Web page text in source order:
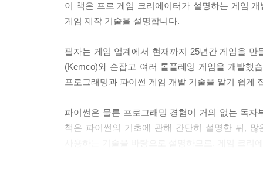
Lesson 11-5 전투 신 만들기 1 279
Lesson 11-6 전투 신 만들기 2 285
COLUMN 게임 화면 연출 295
Chapter 12 본격 RPG 만들기! -후편- 299
Lesson 12-2 파일 다운로드 및 프로그램 실행 304
Lesson 12-3 프로그램 목록 308
트폰에 와서도 여러 로그라이크 게임이 출시된 것
---p.257
예를 들어, 함정 길이나 통과할 수 있는 벽을 추가
이면 길, 1이면 보석 상자, 2이면 누에고치, 3이면
이동하는 처리를 하도록 입력하면, 새로운 함정을
---p.331
이 책은 프로 게임 크리에이터가 설명하는 게임
게임 제작 기술을 설명합니다.
필자는 게임 업계에서 현재까지 25년간 게임을
(Kemco)와 손잡고 여러 롤플레잉 게임을 개발했
프로그래밍과 파이썬 게임 개발 기술을 알기 쉽게
파이썬은 물론 프로그래밍 경험이 거의 없는 독
책은 파이썬의 기초에 관해 간단히 설명한 뒤,